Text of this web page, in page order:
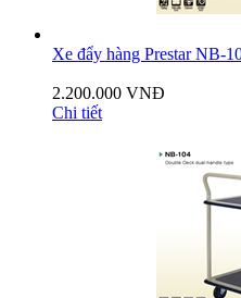
Xe đẩy hàng Prestar NB-
2.200.000 VNĐ
Chi tiết